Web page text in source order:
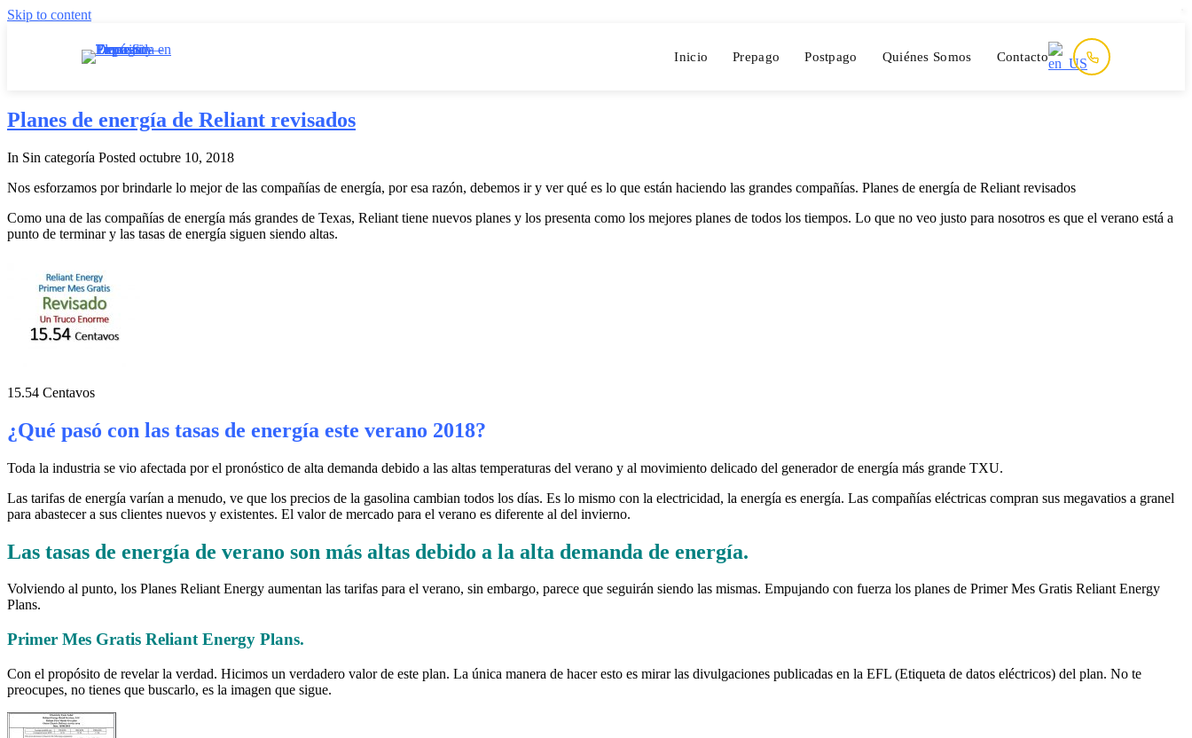
Skip to content
Inicio Prepago Postpago Quiénes Somos Contacto
Planes de energía de Reliant revisados
In Sin categoría Posted octubre 10, 2018
Nos esforzamos por brindarle lo mejor de las compañías de energía, por esa razón, debemos ir y ver qué es lo que están haciendo las grandes compañías. Planes de energía de Reliant revisados
Como una de las compañías de energía más grandes de Texas, Reliant tiene nuevos planes y los presenta como los mejores planes de todos los tiempos. Lo que no veo justo para nosotros es que el verano está a
punto de terminar y las tasas de energía siguen siendo altas.
15.54 Centavos
¿Qué pasó con las tasas de energía este verano 2018?
Toda la industria se vio afectada por el pronóstico de alta demanda debido a las altas temperaturas del verano y al movimiento delicado del generador de energía más grande TXU.
Las tarifas de energía varían a menudo, ve que los precios de la gasolina cambian todos los días. Es lo mismo con la electricidad, la energía es energía. Las compañías eléctricas compran sus megavatios a granel
para abastecer a sus clientes nuevos y existentes. El valor de mercado para el verano es diferente al del invierno.
Las tasas de energía de verano son más altas debido a la alta demanda de energía.
Volviendo al punto, los Planes Reliant Energy aumentan las tarifas para el verano, sin embargo, parece que seguirán siendo las mismas. Empujando con fuerza los planes de Primer Mes Gratis Reliant Energy
Plans.
Primer Mes Gratis Reliant Energy Plans.
Con el propósito de revelar la verdad. Hicimos un verdadero valor de este plan. La única manera de hacer esto es mirar las divulgaciones publicadas en la EFL (Etiqueta de datos eléctricos) del plan. No te
preocupes, no tienes que buscarlo, es la imagen que sigue.